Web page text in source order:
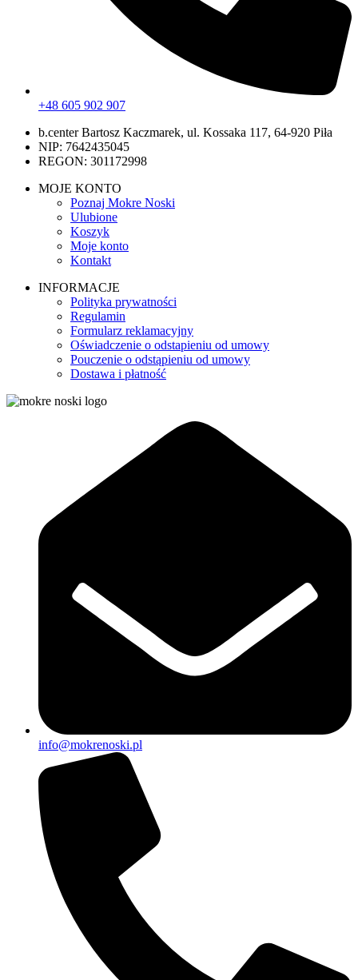
+48 605 902 907
b.center Bartosz Kaczmarek, ul. Kossaka 117, 64-920 Piła
NIP: 7642435045
REGON: 301172998
MOJE KONTO
Poznaj Mokre Noski
Ulubione
Koszyk
Moje konto
Kontakt
INFORMACJE
Polityka prywatności
Regulamin
Formularz reklamacyjny
Oświadczenie o odstapieniu od umowy
Pouczenie o odstąpieniu od umowy
Dostawa i płatność
info@mokrenoski.pl